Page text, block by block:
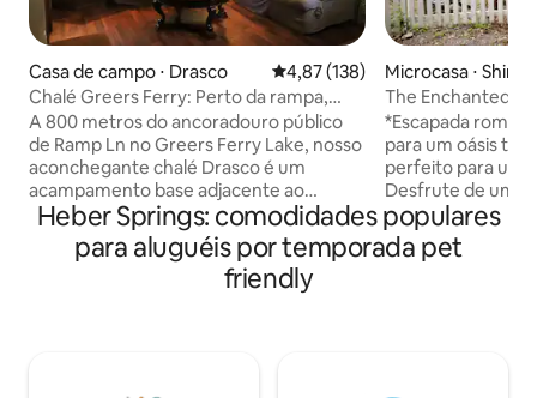
Casa de campo ⋅ Drasco 4,87 de uma avaliação média de
4,87 (138)
Chalé Greers Ferry: Perto da rampa,
garagem para barco, golfe
A 800 metros do ancoradouro público
de Ramp Ln no Greers Ferry Lake, nosso
aconchegante chalé Drasco é um
acampamento base adjacente ao
ancoradouro com uma comodidade
rara: uma garagem completa para
barcos com energia, ventilação de
exaustão e compressor de ar. A dez
Microcasa ⋅ Shirley
The Enchanted
prolongadas
*Escapada
para um oásis
perfeito para um
Desfrute de um
fôlego na
Reúna-se em
para noites
Heber Springs: comodidades populares
para aluguéis por temporada pet
friendly